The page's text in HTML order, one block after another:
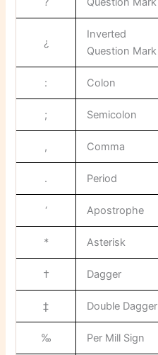
¿
Inverted
Question Mark
: Colon
; Semicolon
, Comma
. Period
‘ Apostrophe
* Asterisk
† Dagger
‡ Double Dagger
‰ Per Mill Sign